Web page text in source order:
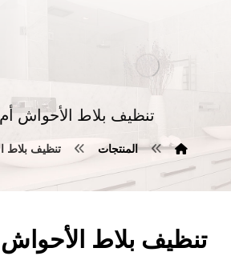
تنظيف بلاط الأحواش أم
المنتجات تنظيف بلاط
تنظيف بلاط الأحواش